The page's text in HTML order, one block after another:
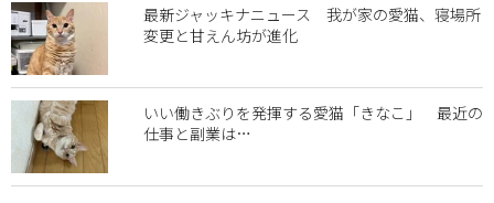
最新ジャッキナニュース 我が家の愛猫、寝場所
変更と甘えん坊が進化
いい働きぶりを発揮する愛猫「きなこ」 最近の
仕事と副業は…